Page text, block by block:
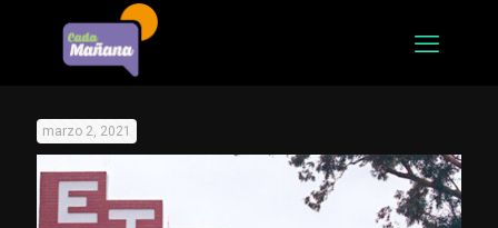
marzo 2, 2021